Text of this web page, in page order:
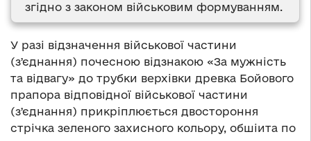
згідно з законом військовим формуванням.
У разі відзначення військової частини
(зʼєднання) почесною відзнакою «За мужність
та відвагу» до трубки верхівки древка Бойового
прапора відповідної військової частини
(зʼєднання) прикріплюється двостороння
стрічка зеленого захисного кольору, обшіита по